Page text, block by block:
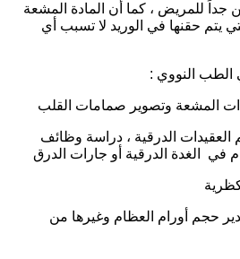
جداً للمريض ، كما أن المادة المشعة
يتم حقنها في الوريد لا تسبب أي
الطب النووي :
المشعة وتصوير صمامات القلب
العقيدات الدرقية ، دراسة وظائف
في الغدة الدرقية أو جارات الدرق
حجم أورام العظام وغيرها من